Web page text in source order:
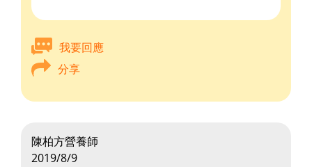
我要回應
分享
陳柏方營養師
2019/8/9